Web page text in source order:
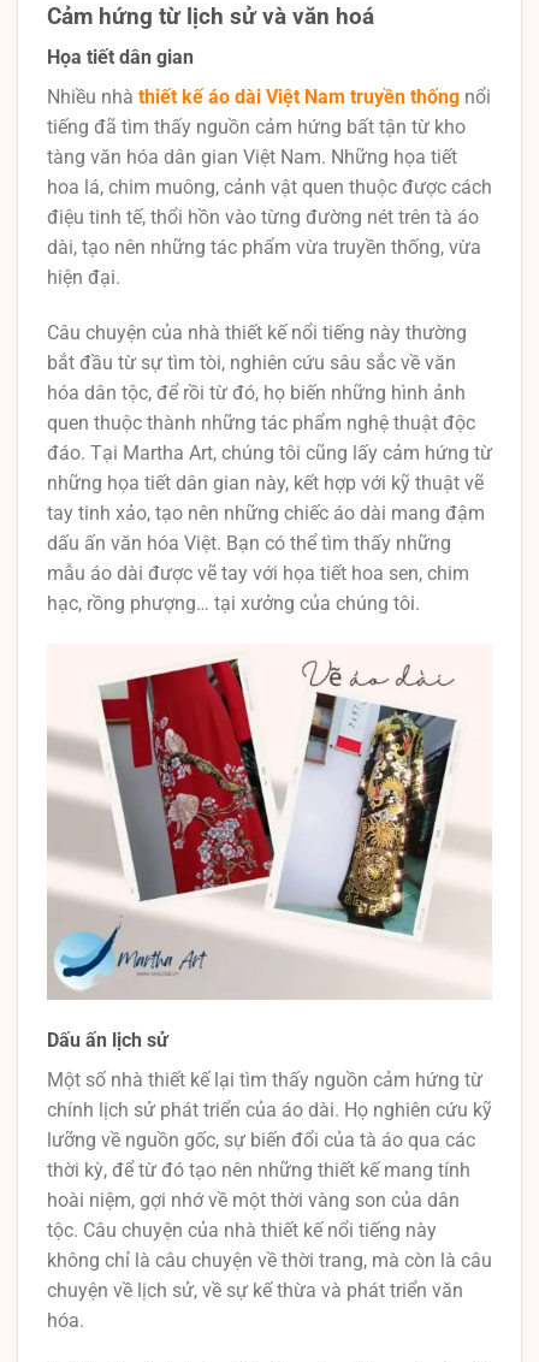
Cảm hứng từ lịch sử và văn hoá
Họa tiết dân gian
Nhiều nhà thiết kế áo dài Việt Nam truyền thống nổi
tiếng đã tìm thấy nguồn cảm hứng bất tận từ kho
tàng văn hóa dân gian Việt Nam. Những họa tiết
hoa lá, chim muông, cảnh vật quen thuộc được cách
điệu tinh tế, thổi hồn vào từng đường nét trên tà áo
dài, tạo nên những tác phẩm vừa truyền thống, vừa
hiện đại.
Câu chuyện của nhà thiết kế nổi tiếng này thường
bắt đầu từ sự tìm tòi, nghiên cứu sâu sắc về văn
hóa dân tộc, để rồi từ đó, họ biến những hình ảnh
quen thuộc thành những tác phẩm nghệ thuật độc
đáo. Tại Martha Art, chúng tôi cũng lấy cảm hứng từ
những họa tiết dân gian này, kết hợp với kỹ thuật vẽ
tay tinh xảo, tạo nên những chiếc áo dài mang đậm
dấu ấn văn hóa Việt. Bạn có thể tìm thấy những
mẫu áo dài được vẽ tay với họa tiết hoa sen, chim
hạc, rồng phượng… tại xưởng của chúng tôi.
Dấu ấn lịch sử
Một số nhà thiết kế lại tìm thấy nguồn cảm hứng từ
chính lịch sử phát triển của áo dài. Họ nghiên cứu kỹ
lưỡng về nguồn gốc, sự biến đổi của tà áo qua các
thời kỳ, để từ đó tạo nên những thiết kế mang tính
hoài niệm, gợi nhớ về một thời vàng son của dân
tộc. Câu chuyện của nhà thiết kế nổi tiếng này
không chỉ là câu chuyện về thời trang, mà còn là câu
chuyện về lịch sử, về sự kế thừa và phát triển văn
hóa.